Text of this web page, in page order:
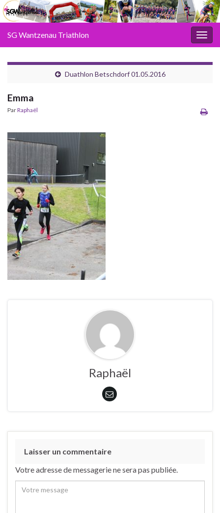
SG Wantzenau Triathlon
Duathlon Betschdorf 01.05.2016
Emma
ParRaphaël
Raphaël
Laisser un commentaire
Votre adresse de messagerie ne sera pas publiée.